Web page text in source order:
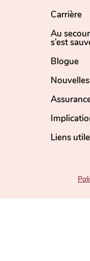
Carrière
Au
s’est
Blogue
Nouvelles
Liens